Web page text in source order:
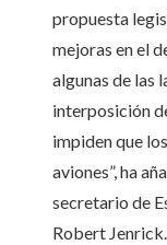
propuesta
mejoras en el
algunas de las
interposición
impiden que
aviones”, ha
secretario de
Robert